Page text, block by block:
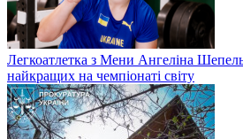
Легкоатлетка з Мени Ангеліна
найкращих на чемпіонаті світу